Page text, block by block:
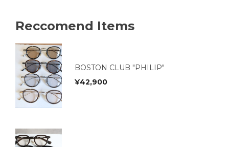
Reccomend Items
BOSTON CLUB "PHILIP"
¥42,900